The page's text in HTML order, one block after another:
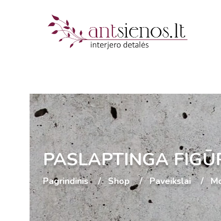
PASLAPTINGA
Pagrindinis Shop Paveikslai